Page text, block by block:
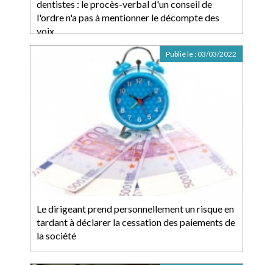
dentistes : le procès-verbal d'un conseil de
l'ordre n'a pas à mentionner le décompte des
voix
Le dirigeant prend personnellement un risque en
tardant à déclarer la cessation des paiements de
la société
Publié le : 03/03/2022